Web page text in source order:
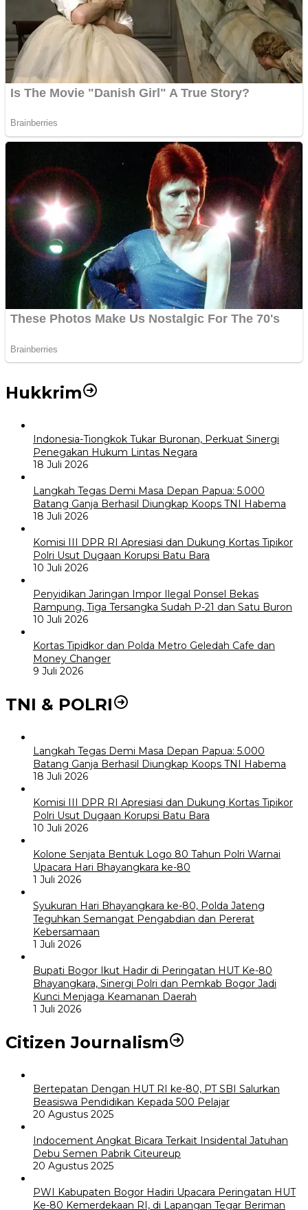
Hukkrim
Indonesia-Tiongkok Tukar Buronan, Perkuat Sinergi
Penegakan Hukum Lintas Negara
18 Juli 2026
Langkah Tegas Demi Masa Depan Papua: 5.000
Batang Ganja Berhasil Diungkap Koops TNI Habema
18 Juli 2026
Komisi III DPR RI Apresiasi dan Dukung Kortas Tipikor
Polri Usut Dugaan Korupsi Batu Bara
10 Juli 2026
Penyidikan Jaringan Impor Ilegal Ponsel Bekas
Rampung, Tiga Tersangka Sudah P-21 dan Satu Buron
10 Juli 2026
Kortas Tipidkor dan Polda Metro Geledah Cafe dan
Money Changer
9 Juli 2026
TNI & POLRI
Langkah Tegas Demi Masa Depan Papua: 5.000
Batang Ganja Berhasil Diungkap Koops TNI Habema
18 Juli 2026
Komisi III DPR RI Apresiasi dan Dukung Kortas Tipikor
Polri Usut Dugaan Korupsi Batu Bara
10 Juli 2026
Kolone Senjata Bentuk Logo 80 Tahun Polri Warnai
Upacara Hari Bhayangkara ke-80
1 Juli 2026
Syukuran Hari Bhayangkara ke-80, Polda Jateng
Teguhkan Semangat Pengabdian dan Pererat
Kebersamaan
1 Juli 2026
Bupati Bogor Ikut Hadir di Peringatan HUT Ke-80
Bhayangkara, Sinergi Polri dan Pemkab Bogor Jadi
Kunci Menjaga Keamanan Daerah
1 Juli 2026
Citizen Journalism
Bertepatan Dengan HUT RI ke-80, PT SBI Salurkan
Beasiswa Pendidikan Kepada 500 Pelajar
20 Agustus 2025
Indocement Angkat Bicara Terkait Insidental Jatuhan
Debu Semen Pabrik Citeureup
20 Agustus 2025
PWI Kabupaten Bogor Hadiri Upacara Peringatan HUT
Ke-80 Kemerdekaan RI, di Lapangan Tegar Beriman